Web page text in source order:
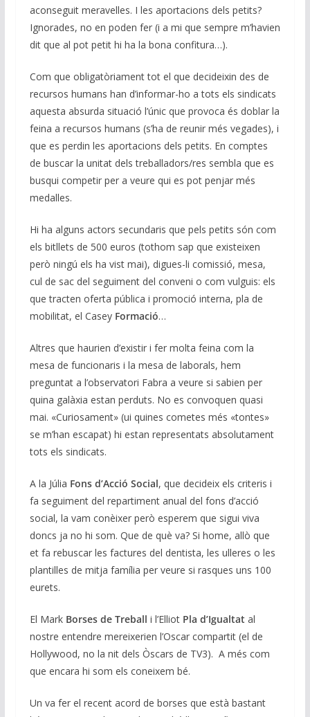
aconseguit meravelles. I les aportacions dels petits?
Ignorades, no en poden fer (i a mi que sempre m’havien
dit que al pot petit hi ha la bona confitura…).
Com que obligatòriament tot el que decideixin des de
recursos humans han d’informar-ho a tots els sindicats
aquesta absurda situació l’únic que provoca és doblar la
feina a recursos humans (s’ha de reunir més vegades), i
que es perdin les aportacions dels petits. En comptes
de buscar la unitat dels treballadors/res sembla que es
busqui competir per a veure qui es pot penjar més
medalles.
Hi ha alguns actors secundaris que pels petits són com
els bitllets de 500 euros (tothom sap que existeixen
però ningú els ha vist mai), digues-li comissió, mesa,
cul de sac del seguiment del conveni o com vulguis: els
que tracten oferta pública i promoció interna, pla de
mobilitat, el Casey Formació…
Altres que haurien d’existir i fer molta feina com la
mesa de funcionaris i la mesa de laborals, hem
preguntat a l’observatori Fabra a veure si sabien per
quina galàxia estan perduts. No es convoquen quasi
mai. «Curiosament» (ui quines cometes més «tontes»
se m’han escapat) hi estan representats absolutament
tots els sindicats.
A la Júlia Fons d’Acció Social, que decideix els criteris i
fa seguiment del repartiment anual del fons d’acció
social, la vam conèixer però esperem que sigui viva
doncs ja no hi som. Que de què va? Si home, allò que
et fa rebuscar les factures del dentista, les ulleres o les
plantilles de mitja família per veure si rasques uns 100
eurets.
El Mark Borses de Treball i l’Elliot Pla d’Igualtat al
nostre entendre mereixerien l’Oscar compartit (el de
Hollywood, no la nit dels Òscars de TV3). A més com
que encara hi som els coneixem bé.
Un va fer el recent acord de borses que està bastant